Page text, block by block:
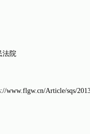
法院
www.flgw.cn/Article/sqs/